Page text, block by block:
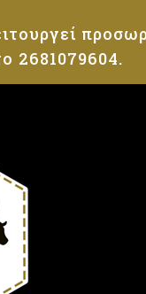
2681079604.